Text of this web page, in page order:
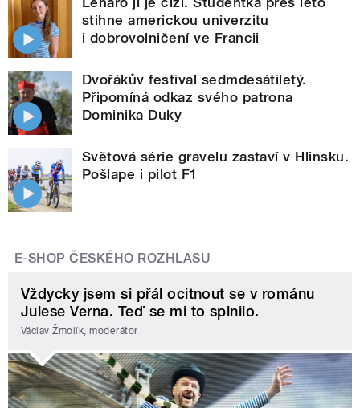
stihne americkou univerzitu
i dobrovolničení ve Francii
Dvořákův festival sedmdesátiletý.
Připomíná odkaz svého patrona
Dominika Duky
Světová série gravelu zastaví v Hlinsku.
Pošlape i pilot F1
E-SHOP ČESKÉHO ROZHLASU
Vždycky jsem si přál ocitnout se v románu
Julese Verna. Teď se mi to splnilo.
Václav Žmolík, moderátor